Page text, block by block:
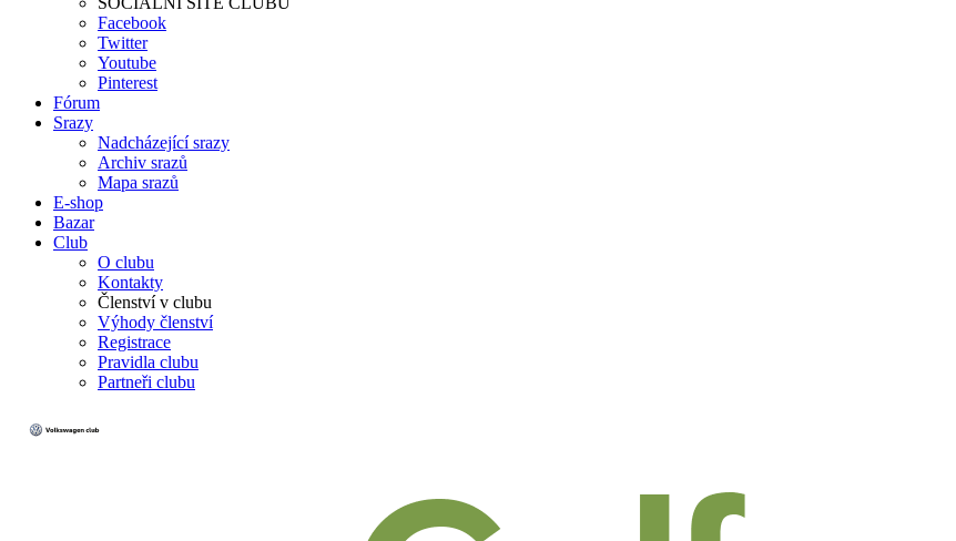
Facebook
Twitter
Youtube
Pinterest
Fórum
Srazy
Nadcházející srazy
Archiv srazů
Mapa srazů
E-shop
Bazar
Club
O clubu
Kontakty
Členství v clubu
Výhody členství
Registrace
Pravidla clubu
Partneři clubu